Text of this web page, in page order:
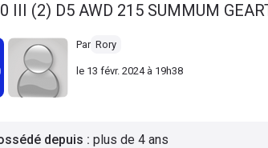
III (2) D5 AWD 215 SUMMUM
Par Rory
le 13 févr. 2024 à 19h38
depuis : plus de 4 ans